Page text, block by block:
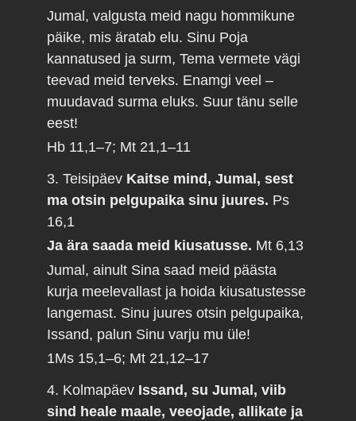
Jumal, valgusta meid nagu hommikune
päike, mis äratab elu. Sinu Poja
kannatused ja surm, Tema vermete vägi
teevad meid terveks. Enamgi veel –
muudavad surma eluks. Suur tänu selle
eest!
Hb 11,1–7; Mt 21,1–11
3. Teisipäev Kaitse mind, Jumal, sest
ma otsin pelgupaika sinu juures. Ps
16,1
Ja ära saada meid kiusatusse. Mt 6,13
Jumal, ainult Sina saad meid päästa
kurja meelevallast ja hoida kiusatustesse
langemast. Sinu juures otsin pelgupaika,
Issand, palun Sinu varju mu üle!
1Ms 15,1–6; Mt 21,12–17
4. Kolmapäev Issand, su Jumal, viib
sind heale maale, veeojade, allikate ja